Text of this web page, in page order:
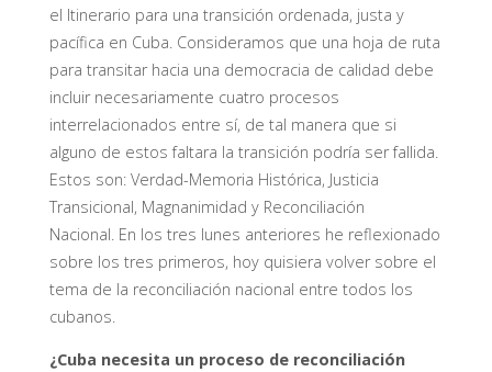
el Itinerario para una transición ordenada, justa y
pacífica en Cuba. Consideramos que una hoja de ruta
para transitar hacia una democracia de calidad debe
incluir necesariamente cuatro procesos
interrelacionados entre sí, de tal manera que si
alguno de estos faltara la transición podría ser fallida.
Estos son: Verdad-Memoria Histórica, Justicia
Transicional, Magnanimidad y Reconciliación
Nacional.En los tres lunes anteriores he reflexionado
sobre los tres primeros, hoy quisiera volver sobre el
tema de la reconciliación nacional entre todos los
cubanos.
¿Cuba necesita un proceso de reconciliación